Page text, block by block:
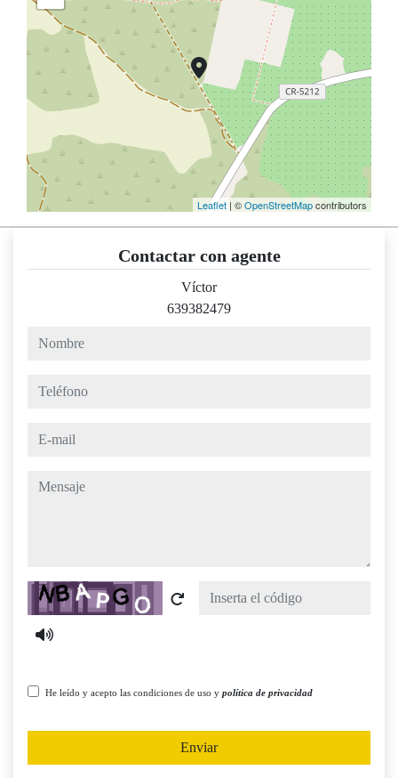
Leaflet | ©OpenStreetMapcontributors
Contactar con agente
Víctor
639382479
nombre
teléfono
e-mail
mensaje
Captcha
He leído y acepto las condiciones de uso y política de privacidad
Enviar